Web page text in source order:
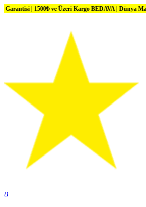
ve Üzeri Kargo BEDAVA | Dünya
0